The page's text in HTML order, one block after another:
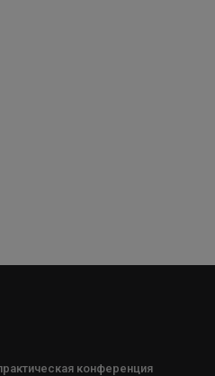
конференция